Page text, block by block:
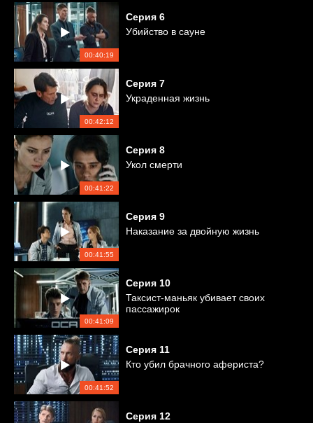
00:40:19
Серия 6
Убийство в сауне
00:42:12
Серия 7
Украденная жизнь
00:41:22
Серия 8
Укол смерти
00:41:55
Серия 9
Наказание за двойную жизнь
00:41:09
Серия 10
Таксист-маньяк убивает своих
пассажирок
00:41:52
Серия 11
Кто убил брачного афериста?
Серия 12